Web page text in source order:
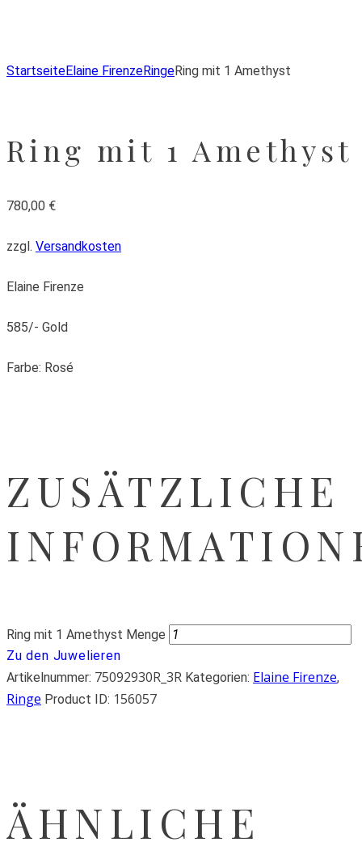
StartseiteElaine FirenzeRingeRing mit 1 Amethyst
Ring mit 1 Amethyst
780,00 €
zzgl. Versandkosten
Elaine Firenze
585/- Gold
Farbe: Rosé
ZUSÄTZLICHE
Ring mit 1 Amethyst Menge
Zu den Juwelieren
Artikelnummer: 75092930R_3R Kategorien: Elaine Firenze,
Ringe Product ID: 156057
ÄHNLICHE